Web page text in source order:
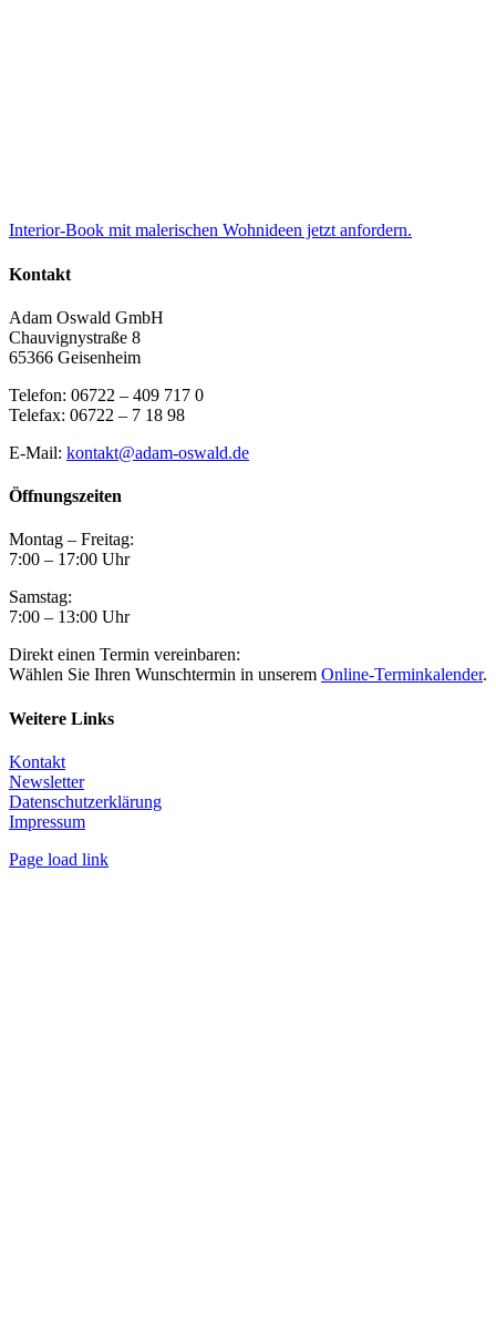
Interior-Book mit malerischen Wohnideen jetzt anfordern.
Kontakt
Adam Oswald GmbH
Chauvignystraße 8
65366 Geisenheim
Telefon: 06722 – 409 717 0
Telefax: 06722 – 7 18 98
E-Mail: kontakt@adam-oswald.de
Öffnungszeiten
Montag – Freitag:
7:00 – 17:00 Uhr
Samstag:
7:00 – 13:00 Uhr
Direkt einen Termin vereinbaren:
Wählen Sie Ihren Wunschtermin in unserem Online-Terminkalender.
Weitere Links
Kontakt
Newsletter
Datenschutzerklärung
Impressum
Page load link